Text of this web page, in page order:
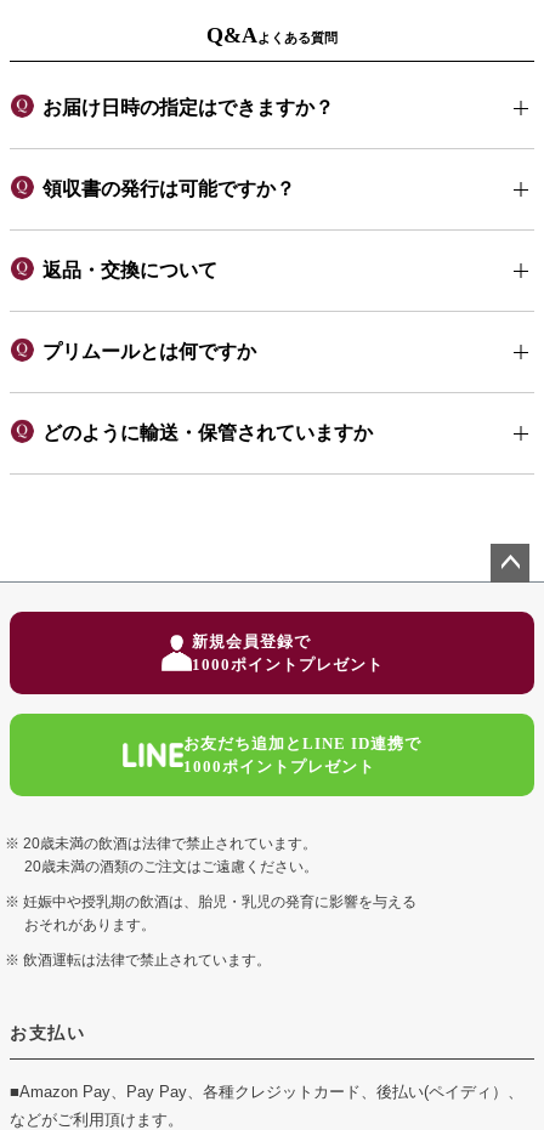
Q&Aよくある質問
お届け日時の指定はできますか？
領収書の発行は可能ですか？
返品・交換について
プリムールとは何ですか
どのように輸送・保管されていますか
新規会員登録で
1000ポイントプレゼント
お友だち追加とLINE ID連携で
1000ポイントプレゼント
20歳未満の飲酒は法律で禁止されています。
20歳未満の酒類のご注文はご遠慮ください。
妊娠中や授乳期の飲酒は、胎児・乳児の発育に影響を与える
おそれがあります。
飲酒運転は法律で禁止されています。
お支払い
■Amazon Pay、Pay Pay、各種クレジットカード、後払い(ペイディ）、
などがご利用頂けます。